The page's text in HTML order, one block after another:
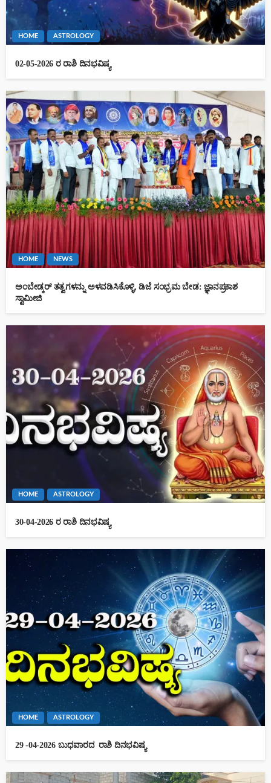
HOME ASTROLOGY
02-05-2026 ರ ರಾಶಿ ದಿನಭವಿಷ್ಯ
HOME NEWS
ಅಂಬೇಡ್ಕರ್ ತತ್ವಗಳನ್ನು ಅಳವಡಿಸಿಕೊಳ್ಳಿ, ಡಿಜೆ ಸಂಭ್ರಮ ಬೇಡ: ಜ್ಞಾನಪ್ರಕಾಶ
ಸ್ವಾಮೀಜಿ
HOME ASTROLOGY
30-04-2026 ರ ರಾಶಿ ದಿನಭವಿಷ್ಯ
HOME ASTROLOGY
29 -04-2026 ಬುಧವಾರದ ರಾಶಿ ದಿನಭವಿಷ್ಯ